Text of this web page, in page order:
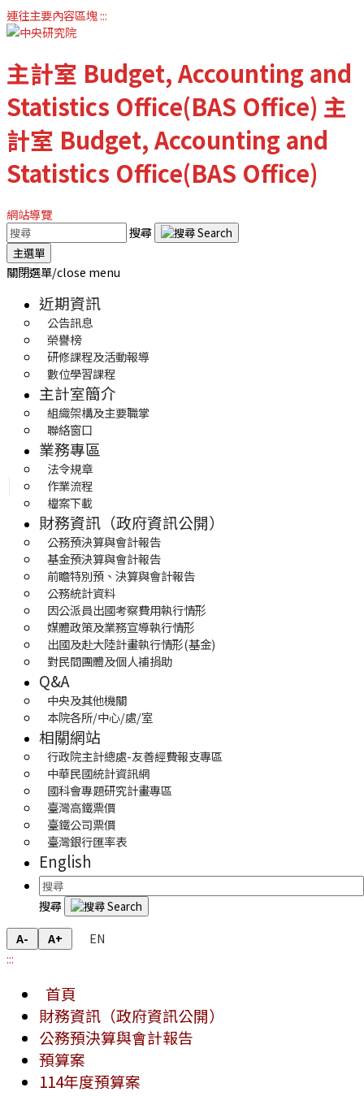
連往主要內容區塊:::
主計室 Budget, Accounting and
Statistics Office(BAS Office) 主
計室 Budget, Accounting and
Statistics Office(BAS Office)
網站導覽
搜尋
主選單
關閉選單/close menu
近期資訊
公告訊息
榮譽榜
研修課程及活動報導
數位學習課程
主計室簡介
組織架構及主要職掌
聯絡窗口
業務專區
法令規章
作業流程
檔案下載
財務資訊（政府資訊公開）
公務預決算與會計報告
基金預決算與會計報告
前瞻特別預、決算與會計報告
公務統計資料
因公派員出國考察費用執行情形
媒體政策及業務宣導執行情形
出國及赴大陸計畫執行情形(基金)
對民間團體及個人補捐助
Q&A
中央及其他機關
本院各所/中心/處/室
相關網站
行政院主計總處-友善經費報支專區
中華民國統計資訊網
國科會專題研究計畫專區
臺灣高鐵票價
臺鐵公司票價
臺灣銀行匯率表
English
搜尋
A- A+
EN
:::
首頁
財務資訊（政府資訊公開）
公務預決算與會計報告
預算案
114年度預算案